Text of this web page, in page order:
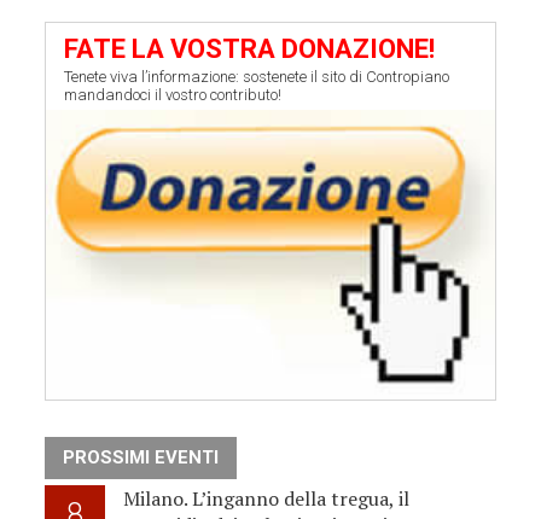
FATE LA VOSTRA DONAZIONE!
Tenete viva l’informazione: sostenete il sito di Contropiano
mandandoci il vostro contributo!
PROSSIMI EVENTI
Milano. L’inganno della tregua, il